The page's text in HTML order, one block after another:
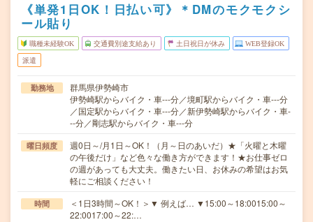
《単発1日OK！日払い可》＊DMのモクモクシ
ール貼り
職種未経験OK 交通費別途支給あり 土日祝日が休み WEB登録OK
派遣
勤務地
群馬県伊勢崎市
伊勢崎駅からバイク・車---分／境町駅からバイク・車---分
／国定駅からバイク・車---分／新伊勢崎駅からバイク・車-
--分／剛志駅からバイク・車---分
曜日頻度
週0日～/月1日～OK！（月～日のあいだ）★「火曜と木曜
の午後だけ」など色々な働き方ができます！★お仕事ゼロ
の週があっても大丈夫。働きたい日、お休みの希望はお気
軽にご相談ください！
時間
＜1日3時間～OK！＞▼ 例えば… ▼15:00～18:0015:00～
22:0017:00～22:…